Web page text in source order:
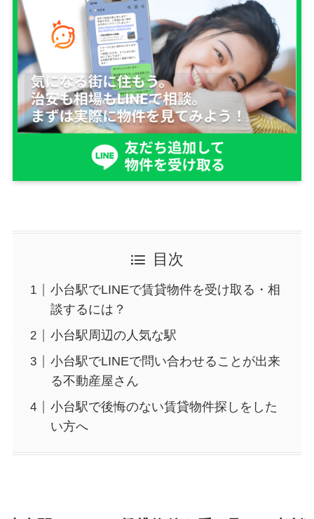
目次
小台駅でLINEで賃貸物件を受け取る・相
談するには？
小台駅周辺の人気な駅
小台駅でLINEで問い合わせることが出来
る不動産屋さん
小台駅で後悔のない賃貸物件探しをした
い方へ